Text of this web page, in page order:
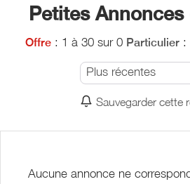
Petites
Offre : 1 à 30 sur 0 Particulier :
Plus récentes
Sauvegarder cette
Aucune annonce ne